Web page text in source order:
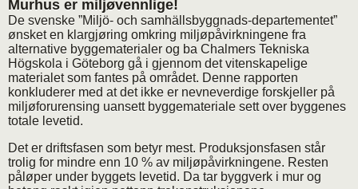
Murhus er miljøvennlige!
De svenske ”Miljö- och samhällsbyggnads-departementet”
ønsket en klargjøring omkring miljøpåvirkningene fra
alternative byggematerialer og ba Chalmers Tekniska
Högskola i Göteborg gå i gjennom det vitenskapelige
materialet som fantes på området. Denne rapporten
konkluderer med at det ikke er nevneverdige forskjeller på
miljøforurensing uansett byggemateriale sett over byggenes
totale levetid.
Det er driftsfasen som betyr mest. Produksjonsfasen står
trolig for mindre enn 10 % av miljøpåvirkningene. Resten
påløper under byggets levetid. Da tar byggverk i mur og